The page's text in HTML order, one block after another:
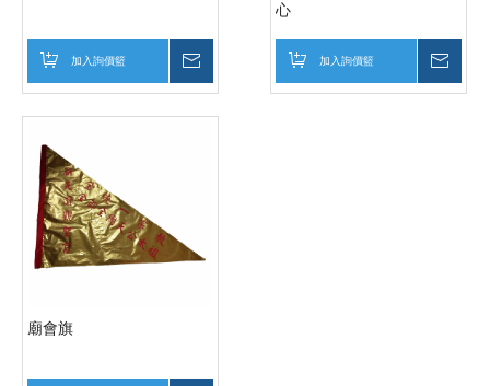
加入詢價籃
心
加入詢價籃
廟會旗